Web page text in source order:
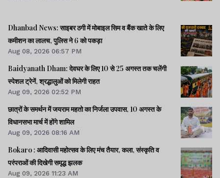
Dhanbad News: साइबर ठगी में मोबाइल सिम व बैंक खाते के लिए
कमीशन का लालच, पुलिस ने 6 को पकड़ा
Aug 08, 2026 06:57 PM
Baidyanath Dham: देवघर के लिए 10 से 25 अगस्त तक चलेंगी
स्पेशल ट्रेनें, श्रद्धालुओं को मिलेगी राहत
Aug 09, 2026 02:52 PM
छात्रों के समर्थन में जयराम महतो का निर्जला उपवास, 10 अगस्त के
विधानसभा मार्च में होंगे शामिल
Aug 09, 2026 08:16 AM
Bokaro : आदिवासी महोत्सव के लिए मंच तैयार, कला, संस्कृति व
परंपराओं की दिखेगी समृद्ध झलक
Aug 09, 2026 11:23 AM